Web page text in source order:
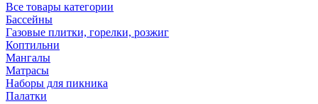
Все товары категории
Бассейны
Газовые плитки, горелки, розжиг
Коптильни
Мангалы
Матрасы
Наборы для пикника
Палатки